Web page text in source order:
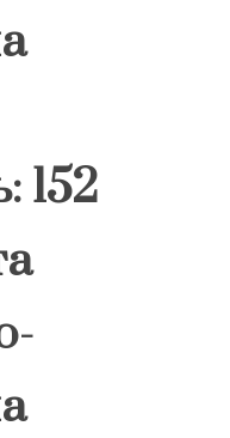
152